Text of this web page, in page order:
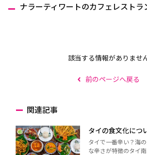
ナラーティワートのカフェレスト
該当する情報がありませ
前のページへ戻る
関連記事
タイの食文化につ
タイで一番辛い？海
な辛さが特徴のタイ